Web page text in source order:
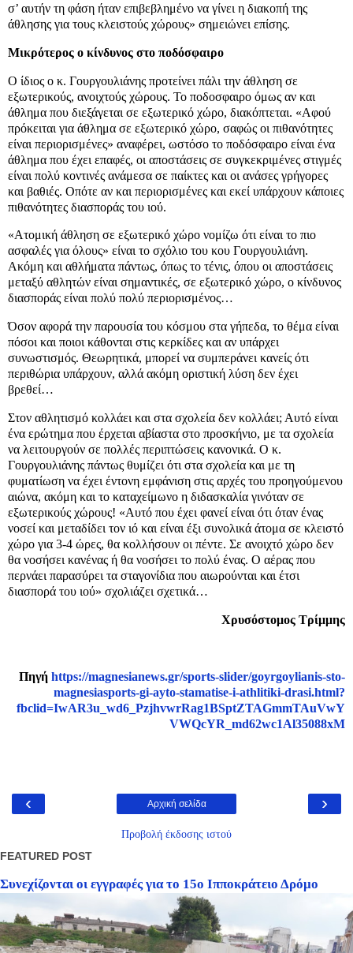
σ’ αυτήν τη φάση ήταν επιβεβλημένο να γίνει η διακοπή της
άθλησης για τους κλειστούς χώρους» σημειώνει επίσης.
Μικρότερος ο κίνδυνος στο ποδόσφαιρο
Ο ίδιος ο κ. Γουργουλιάνης προτείνει πάλι την άθληση σε
εξωτερικούς, ανοιχτούς χώρους. Το ποδοσφαιρο όμως αν και
άθλημα που διεξάγεται σε εξωτερικό χώρο, διακόπτεται. «Αφού
πρόκειται για άθλημα σε εξωτερικό χώρο, σαφώς οι πιθανότητες
είναι περιορισμένες» αναφέρει, ωστόσο το ποδόσφαιρο είναι ένα
άθλημα που έχει επαφές, οι αποστάσεις σε συγκεκριμένες στιγμές
είναι πολύ κοντινές ανάμεσα σε παίκτες και οι ανάσες γρήγορες
και βαθιές. Οπότε αν και περιορισμένες και εκεί υπάρχουν κάποιες
πιθανότητες διασποράς του ιού.
«Ατομική άθληση σε εξωτερικό χώρο νομίζω ότι είναι το πιο
ασφαλές για όλους» είναι το σχόλιο του κου Γουργουλιάνη.
Ακόμη και αθλήματα πάντως, όπως το τένις, όπου οι αποστάσεις
μεταξύ αθλητών είναι σημαντικές, σε εξωτερικό χώρο, ο κίνδυνος
διασποράς είναι πολύ πολύ περιορισμένος…
Όσον αφορά την παρουσία του κόσμου στα γήπεδα, το θέμα είναι
πόσοι και ποιοι κάθονται στις κερκίδες και αν υπάρχει
συνωστισμός. Θεωρητικά, μπορεί να συμπεράνει κανείς ότι
περιθώρια υπάρχουν, αλλά ακόμη οριστική λύση δεν έχει
βρεθεί…
Στον αθλητισμό κολλάει και στα σχολεία δεν κολλάει; Αυτό είναι
ένα ερώτημα που έρχεται αβίαστα στο προσκήνιο, με τα σχολεία
να λειτουργούν σε πολλές περιπτώσεις κανονικά. Ο κ.
Γουργουλιάνης πάντως θυμίζει ότι στα σχολεία και με τη
φυματίωση να έχει έντονη εμφάνιση στις αρχές του προηγούμενου
αιώνα, ακόμη και το καταχείμωνο η διδασκαλία γινόταν σε
εξωτερικούς χώρους! «Αυτό που έχει φανεί είναι ότι όταν ένας
νοσεί και μεταδίδει τον ιό και είναι έξι συνολικά άτομα σε κλειστό
χώρο για 3-4 ώρες, θα κολλήσουν οι πέντε. Σε ανοιχτό χώρο δεν
θα νοσήσει κανένας ή θα νοσήσει το πολύ ένας. Ο αέρας που
περνάει παρασύρει τα σταγονίδια που αιωρούνται και έτσι
διασπορά του ιού» σχολιάζει σχετικά…
Χρυσόστομος Τρίμμης
Πηγή https://magnesianews.gr/sports-slider/goyrgoylianis-sto-
magnesiasports-gi-ayto-stamatise-i-athlitiki-drasi.html?
fbclid=IwAR3u_wd6_PzjhvwrRag1BSptZTAGmmTAuVwY
VWQcYR_md62wc1Al35088xM
‹ ›
Αρχική σελίδα
Προβολή έκδοσης ιστού
FEATURED POST
Συνεχίζονται οι εγγραφές για το 15ο Ιπποκράτειο Δρόμο